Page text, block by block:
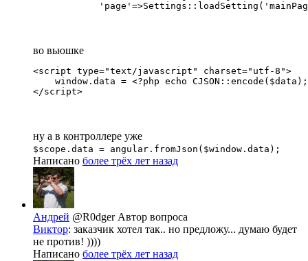
во вьюшке
<script type="text/javascript" charset="utf-8">
window.data = <?php echo
</script>
ну а в контроллере уже
$scope.data = angular.fromJson($window.data);
Написано более трёх лет назад
Андрей @R0dger Автор вопроса
Виктор: заказчик хотел так.. но предложу... думаю будет
не против! ))))
Написано более трёх лет назад